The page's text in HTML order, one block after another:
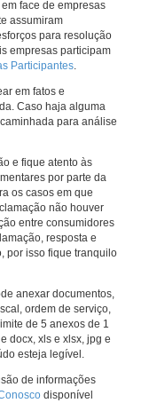
face de empresas
assumiram
para resolução
empresas participam
Participantes.
em fatos e
Caso haja alguma
para análise
e fique atento às
por parte da
os casos em que
não houver
entre consumidores
resposta e
por isso fique tranquilo
anexar documentos,
ordem de serviço,
de 5 anexos de 1
docx, xls e xlsx, jpg e
esteja legível.
de informações
disponível